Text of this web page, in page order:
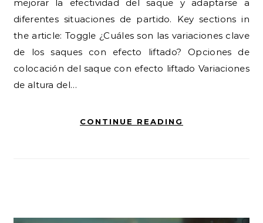
mejorar la efectividad del saque y adaptarse a
diferentes situaciones de partido. Key sections in
the article: Toggle ¿Cuáles son las variaciones clave
de los saques con efecto liftado? Opciones de
colocación del saque con efecto liftado Variaciones
de altura del…
CONTINUE READING